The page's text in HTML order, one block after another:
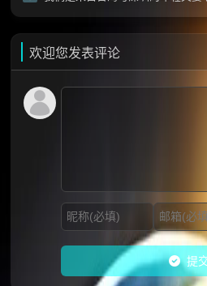
欢迎您发表评论
提